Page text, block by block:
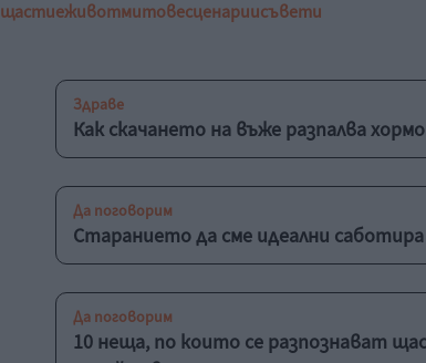
щастиеживотмитовесценариисъвети
Здраве
Как скачането на въже разпалва
Да поговорим
Старанието да сме идеални
Да поговорим
10 неща, по които се разпознават